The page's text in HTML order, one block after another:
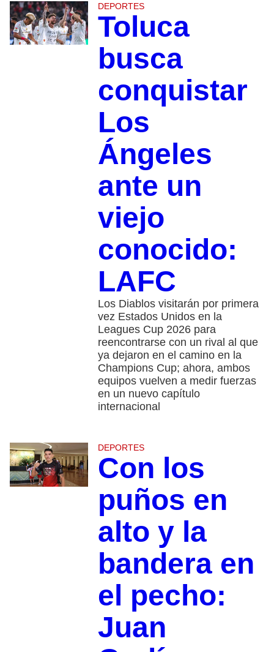
DEPORTES
Toluca
busca
conquistar
Los
Ángeles
ante un
viejo
conocido:
LAFC
Los Diablos visitarán por primera
vez Estados Unidos en la
Leagues Cup 2026 para
reencontrarse con un rival al que
ya dejaron en el camino en la
Champions Cup; ahora, ambos
equipos vuelven a medir fuerzas
en un nuevo capítulo
internacional
DEPORTES
Con los
puños en
alto y la
bandera en
el pecho:
Juan